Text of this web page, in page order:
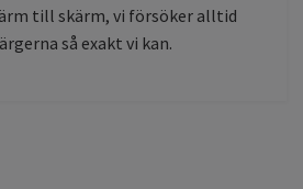
till skärm, vi försöker alltid
så exakt vi kan.